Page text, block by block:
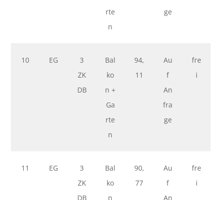
rte
n
ge
10 EG
3
ZK
DB
Bal
ko
n +
Ga
rte
n
94,
11
Au
f
An
fra
ge
fre
i
11 EG
3
ZK
DB
Bal
ko
n
90,
77
Au
f
An
fre
i